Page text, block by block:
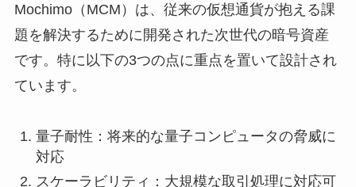
Mochimo（MCM）は、従来の仮想通貨が抱える課
題を解決するために開発された次世代の暗号資産
です。特に以下の3つの点に重点を置いて設計され
ています。
量子耐性：将来的な量子コンピュータの脅威に
対応
スケーラビリティ：大規模な取引処理に対応可